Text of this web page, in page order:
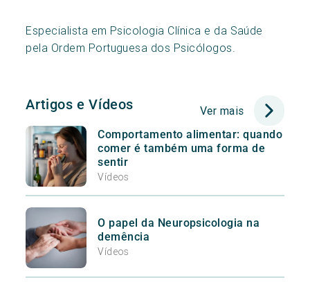
Especialista em Psicologia Clínica e da Saúde
pela Ordem Portuguesa dos Psicólogos.
Artigos e Vídeos Ver mais
Comportamento alimentar: quando
comer é também uma forma de
sentir
Vídeos
O papel da Neuropsicologia na
demência
Vídeos